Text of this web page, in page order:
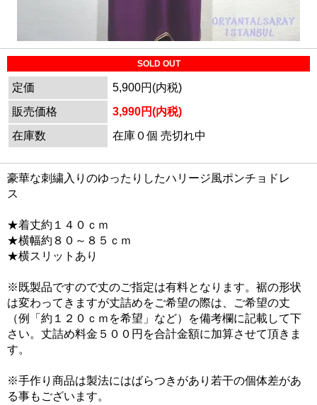
SOLD OUT
定価
5,900円(内税)
販売価格
3,990円(内税)
在庫数
在庫０個 売切れ中
豪華な刺繍入りのゆったりしたハリージ風ポンチョドレ
ス
★着丈約１４０ｃｍ
★横幅約８０～８５ｃｍ
★横スリットあり
※既製品ですので丈のご指定は有料となります。裾の形状
は変わってきますが丈詰めをご希望の際は、ご希望の丈
（例「約１２０ｃｍを希望」など）を備考欄に記載して下
さい。丈詰め料金５００円を合計金額に加算させて頂きま
す。
※手作り商品は製法にはばらつきがあり若干の個体差があ
る事もございます。